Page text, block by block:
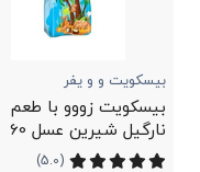
بیسکویت و و یفر
بیسکویت زووو با طعم
نارگیل شیرین عسل 60
گرمی
(5.0)